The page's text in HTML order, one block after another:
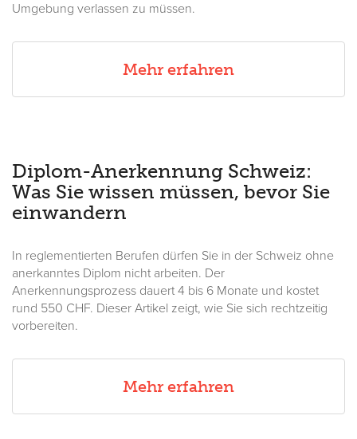
Umgebung verlassen zu müssen.
Mehr erfahren
Diplom-Anerkennung Schweiz:
Was Sie wissen müssen, bevor Sie
einwandern
In reglementierten Berufen dürfen Sie in der Schweiz ohne
anerkanntes Diplom nicht arbeiten. Der
Anerkennungsprozess dauert 4 bis 6 Monate und kostet
rund 550 CHF. Dieser Artikel zeigt, wie Sie sich rechtzeitig
vorbereiten.
Mehr erfahren